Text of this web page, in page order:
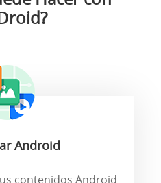
Android
contenidos Android